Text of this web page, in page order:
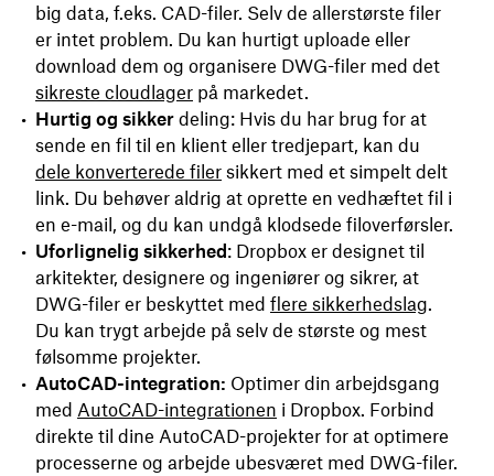
big data, f.eks. CAD-filer. Selv de allerstørste filer
er intet problem. Du kan hurtigt uploade eller
download dem og organisere DWG-filer med det
sikreste cloudlager på markedet.
Hurtig og sikker deling: Hvis du har brug for at
sende en fil til en klient eller tredjepart, kan du
dele konverterede filer sikkert med et simpelt delt
link. Du behøver aldrig at oprette en vedhæftet fil i
en e-mail, og du kan undgå klodsede filoverførsler.
Uforlignelig sikkerhed : Dropbox er designet til
arkitekter, designere og ingeniører og sikrer, at
DWG-filer er beskyttet med flere sikkerhedslag.
Du kan trygt arbejde på selv de største og mest
følsomme projekter.
AutoCAD-integration: Optimer din arbejdsgang
med AutoCAD-integrationen i Dropbox. Forbind
direkte til dine AutoCAD-projekter for at optimere
processerne og arbejde ubesværet med DWG-filer.